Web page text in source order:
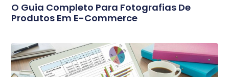
O Guia Completo Para Fotografias De
Produtos Em E-Commerce